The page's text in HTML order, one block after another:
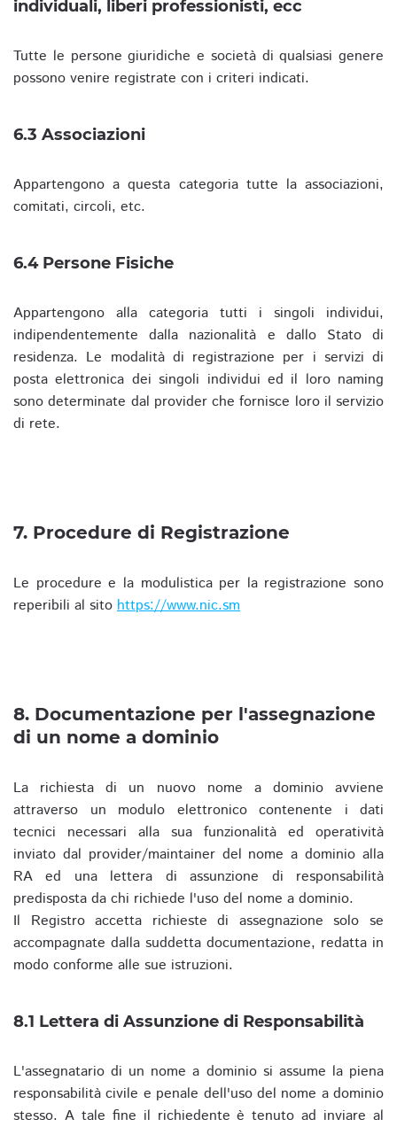
individuali, liberi professionisti, ecc
Tutte le persone giuridiche e società di qualsiasi genere
possono venire registrate con i criteri indicati.
6.3 Associazioni
Appartengono a questa categoria tutte la associazioni,
comitati, circoli, etc.
6.4 Persone Fisiche
Appartengono alla categoria tutti i singoli individui,
indipendentemente dalla nazionalità e dallo Stato di
residenza. Le modalità di registrazione per i servizi di
posta elettronica dei singoli individui ed il loro naming
sono determinate dal provider che fornisce loro il servizio
di rete.
7. Procedure di Registrazione
Le procedure e la modulistica per la registrazione sono
reperibili al sito https://www.nic.sm
8. Documentazione per l'assegnazione
di un nome a dominio
La richiesta di un nuovo nome a dominio avviene
attraverso un modulo elettronico contenente i dati
tecnici necessari alla sua funzionalità ed operatività
inviato dal provider/maintainer del nome a dominio alla
RA ed una lettera di assunzione di responsabilità
predisposta da chi richiede l'uso del nome a dominio.
Il Registro accetta richieste di assegnazione solo se
accompagnate dalla suddetta documentazione, redatta in
modo conforme alle sue istruzioni.
8.1 Lettera di Assunzione di Responsabilità
L'assegnatario di un nome a dominio si assume la piena
responsabilità civile e penale dell'uso del nome a dominio
stesso. A tale fine il richiedente è tenuto ad inviare al